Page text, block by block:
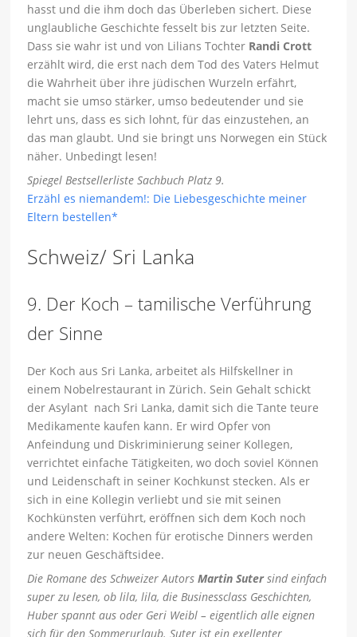
hasst und die ihm doch das Überleben sichert. Diese
unglaubliche Geschichte fesselt bis zur letzten Seite.
Dass sie wahr ist und von Lilians Tochter Randi Crott
erzählt wird, die erst nach dem Tod des Vaters Helmut
die Wahrheit über ihre jüdischen Wurzeln erfährt,
macht sie umso stärker, umso bedeutender und sie
lehrt uns, dass es sich lohnt, für das einzustehen, an
das man glaubt. Und sie bringt uns Norwegen ein Stück
näher. Unbedingt lesen!
Spiegel Bestsellerliste Sachbuch Platz 9.
Erzähl es niemandem!: Die Liebesgeschichte meiner
Eltern bestellen*
Schweiz/ Sri Lanka
9. Der Koch – tamilische Verführung
der Sinne
Der Koch aus Sri Lanka, arbeitet als Hilfskellner in
einem Nobelrestaurant in Zürich. Sein Gehalt schickt
der Asylant nach Sri Lanka, damit sich die Tante teure
Medikamente kaufen kann. Er wird Opfer von
Anfeindung und Diskriminierung seiner Kollegen,
verrichtet einfache Tätigkeiten, wo doch soviel Können
und Leidenschaft in seiner Kochkunst stecken. Als er
sich in eine Kollegin verliebt und sie mit seinen
Kochkünsten verführt, eröffnen sich dem Koch noch
andere Welten: Kochen für erotische Dinners werden
zur neuen Geschäftsidee.
Die Romane des Schweizer AutorsMartin Sutersind einfach
super zu lesen, ob lila, lila, die Businessclass Geschichten,
Huber spannt aus oder Geri Weibl – eigentlich alle eignen
sich für den Sommerurlaub. Suter ist ein exellenter